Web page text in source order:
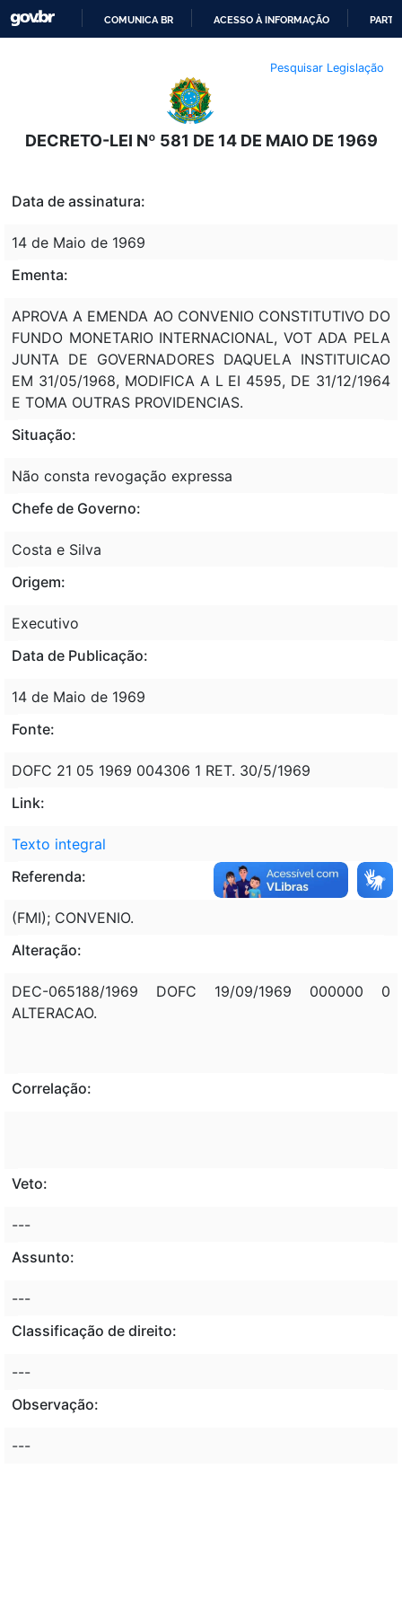
O
CONTEÚDO
COMUNICA BR ACESSO À INFORMAÇÃO
Pesquisar Legislação
DECRETO-LEI Nº 581 DE 14 DE MAIO DE 1969
Data de assinatura:
14 de Maio de 1969
Ementa:
APROVA A EMENDA AO CONVENIO CONSTITUTIVO DO
FUNDO MONETARIO INTERNACIONAL, VOT ADA PELA
JUNTA DE GOVERNADORES DAQUELA INSTITUICAO
EM 31/05/1968, MODIFICA A L EI 4595, DE 31/12/1964
E TOMA OUTRAS PROVIDENCIAS.
Situação:
Não consta revogação expressa
Chefe de Governo:
Costa e Silva
Origem:
Executivo
Data de Publicação:
14 de Maio de 1969
Fonte:
DOFC 21 05 1969 004306 1 RET. 30/5/1969
Link:
Texto integral
Referenda:
(FMI); CONVENIO.
Alteração:
DEC-065188/1969 DOFC 19/09/1969 000000 0
ALTERACAO.
Correlação:
Veto:
---
Assunto:
---
Classificação de direito:
---
Observação:
---